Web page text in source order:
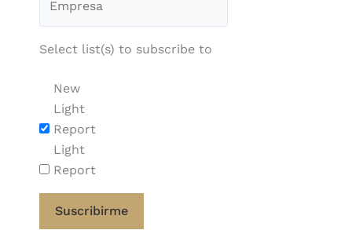
Select list(s) to subscribe to
New
Light
Report
Light
Report